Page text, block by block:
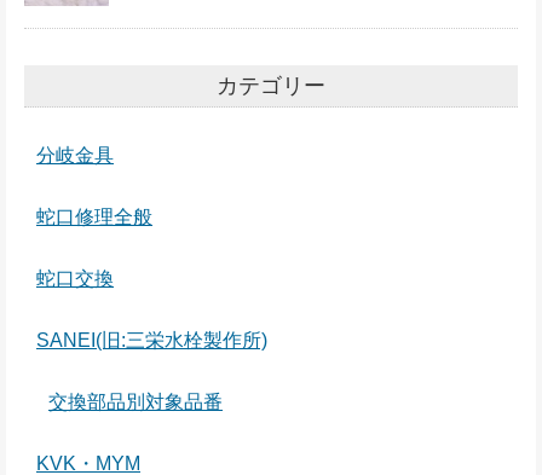
カテゴリー
分岐金具
蛇口修理全般
蛇口交換
SANEI(旧:三栄水栓製作所)
交換部品別対象品番
KVK・MYM